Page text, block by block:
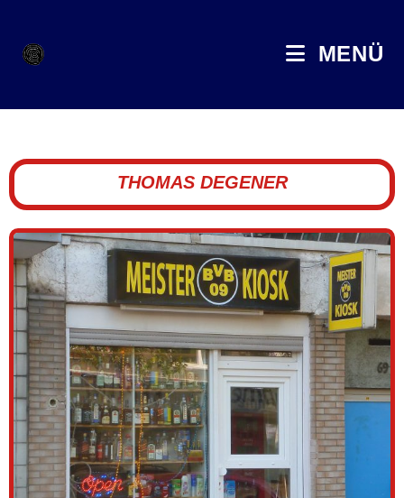
MENÜ
THOMAS DEGENER